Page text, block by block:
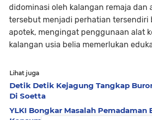
didominasi oleh kalangan remaja dan
tersebut menjadi perhatian tersendiri
apotek, mengingat penggunaan alat
kalangan usia belia memerlukan
Lihat juga
Detik Detik Kejagung Tangkap
Di Soetta
YLKI Bongkar Masalah Pemadaman